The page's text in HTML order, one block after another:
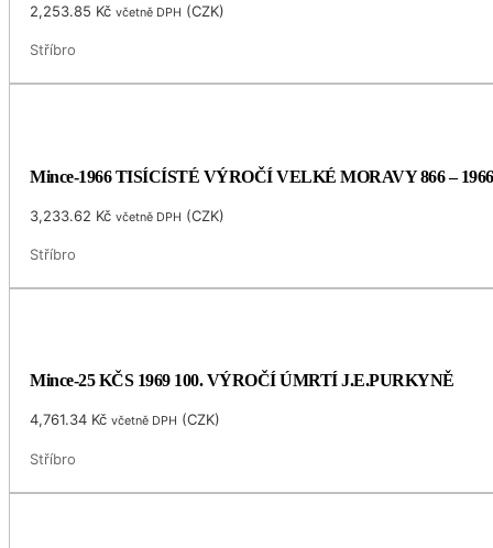
2,253.85 Kč včetně DPH (CZK)
Stříbro
Mince-1966 TISÍCÍSTÉ VÝROČÍ VELKÉ MORAVY 866 – 1966
3,233.62 Kč včetně DPH (CZK)
Stříbro
Mince-25 KČS 1969 100. VÝROČÍ ÚMRTÍ J.E.PURKYNĚ
4,761.34 Kč včetně DPH (CZK)
Stříbro